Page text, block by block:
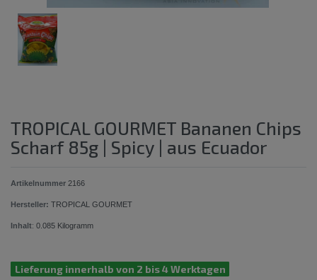
TROPICAL GOURMET Bananen Chips
Scharf 85g | Spicy | aus Ecuador
Artikelnummer 2166
Hersteller: TROPICAL GOURMET
Inhalt: 0.085 Kilogramm
Lieferung innerhalb von 2 bis 4 Werktagen